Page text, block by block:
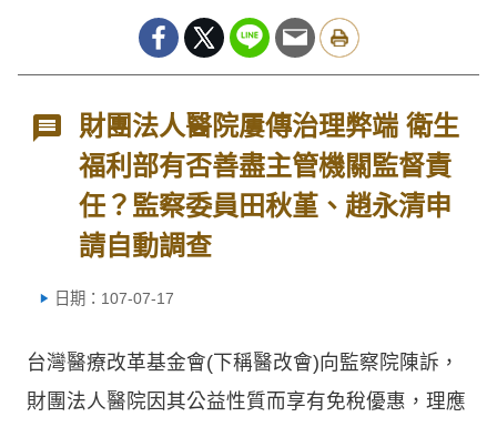
財團法人醫院屢傳治理弊端 衛生
福利部有否善盡主管機關監督責
任？監察委員田秋堇、趙永清申
請自動調查
日期：107-07-17
台灣醫療改革基金會(下稱醫改會)向監察院陳訴，
財團法人醫院因其公益性質而享有免稅優惠，理應